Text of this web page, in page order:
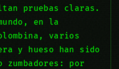
pruebas claras.
en la
varios
y hueso han sido
zumbadores: por